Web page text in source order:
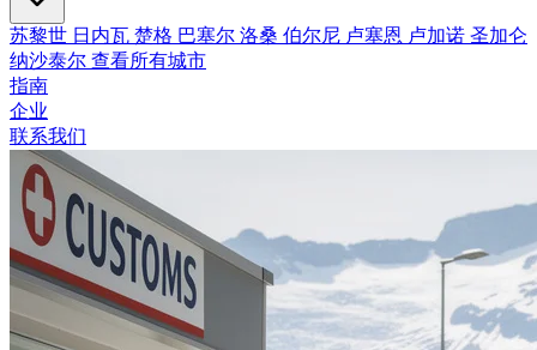
苏黎世 日内瓦 楚格 巴塞尔 洛桑 伯尔尼 卢塞恩 卢加诺 圣加仑
纳沙泰尔 查看所有城市
指南
企业
联系我们